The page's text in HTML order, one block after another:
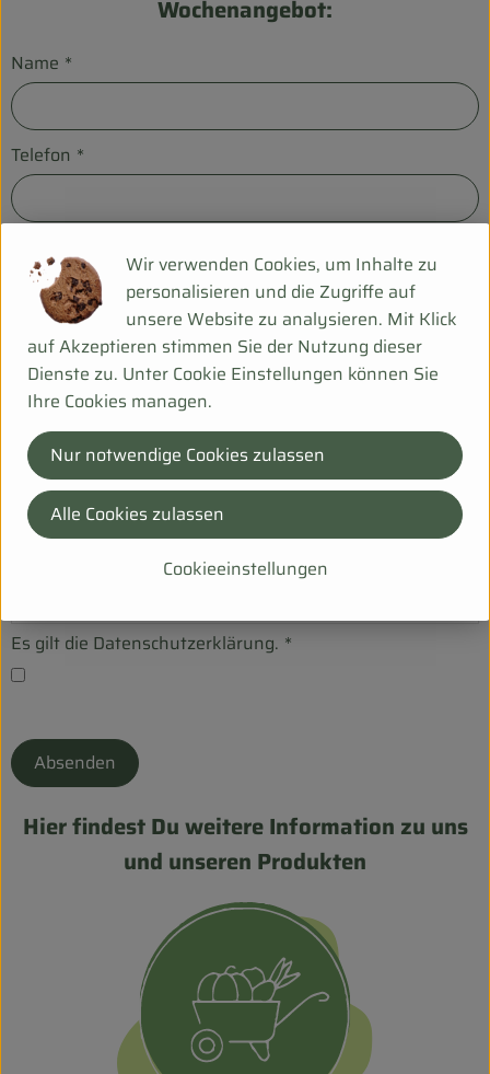
Wochenangebot:
Name *
Telefon *
Kommentar
Ich möchte das Wochenangebot per E-Mail erhalten. *
Es gilt die Datenschutzerklärung. *
Absenden
Hier findest Du weitere Information zu uns
und unseren Produkten
Wir verwenden Cookies, um Inhalte zu
personalisieren und die Zugriffe auf
unsere Website zu analysieren. Mit Klick
auf Akzeptieren stimmen Sie der Nutzung dieser
Dienste zu. Unter Cookie Einstellungen können Sie
Ihre Cookies managen.
Cookieeinstellungen
Nur notwendige Cookies zulassen
Alle Cookies zulassen